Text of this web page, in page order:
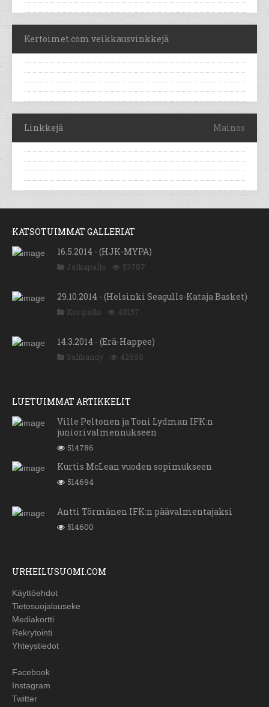
Kertoimet.com veikkausvinkkejä
Linkkejä Mainos
KATSOTUIMMAT GALLERIAT
16.5.2014 - (HJK-MYPA)
Jalkapallo 53787
29.10.2014 - (Helsinki Seagulls-Kataja Basket)
Koripallo 48157
14.3.2014 - (Erä-Happee)
Salibandy 42698
LUETUIMMAT ARTIKKELIT
Ville Peltonen ja Toni Lydman IFK:n
juniorivalmennukseen
514786
Kurtis McLean vuoden sopimukseen
514694
Antti Törmänen IFK:n päävalmentajaksi
514600
URHEILUSUOMI.COM
Käyttöehdot
Tietosuojalauseke
Mediakortti
Rekrytointi
Yhteystiedot
Facebook
Instagram
Twitter